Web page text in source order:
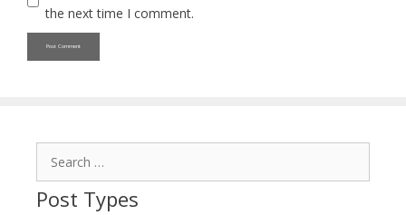
the next time I comment.
Post Types